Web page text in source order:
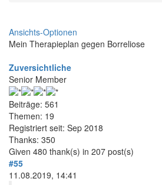
Ansichts-Optionen
Mein Therapieplan gegen Borreliose
Zuversichtliche
Senior Member
Beiträge: 561
Themen: 19
Registriert seit: Sep 2018
Thanks: 350
Given 480 thank(s) in 207 post(s)
#55
11.08.2019, 14:41